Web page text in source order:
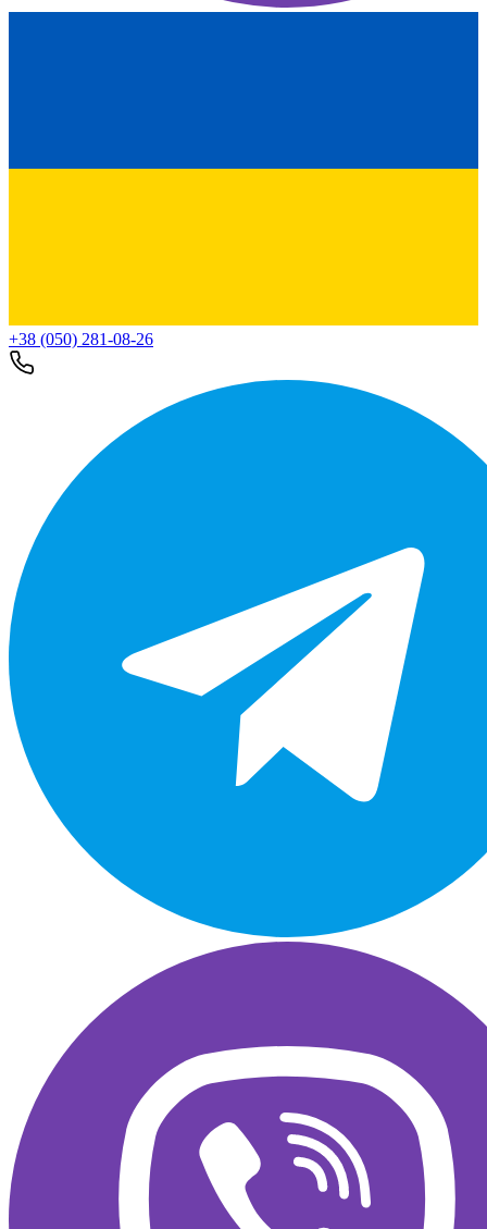
+38 (050) 281-08-26